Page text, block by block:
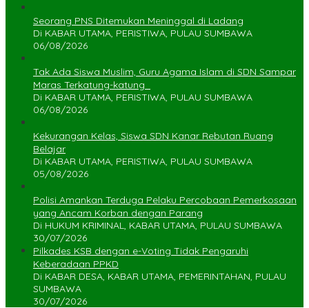
Seorang PNS Ditemukan Meninggal di Ladang
Di KABAR UTAMA, PERISTIWA, PULAU SUMBAWA
06/08/2026
Tak Ada Siswa Muslim, Guru Agama Islam di SDN Sampar
Maras Terkatung-katung ‎
Di KABAR UTAMA, PERISTIWA, PULAU SUMBAWA
06/08/2026
Kekurangan Kelas, Siswa SDN Kanar Rebutan Ruang
Belajar
Di KABAR UTAMA, PERISTIWA, PULAU SUMBAWA
05/08/2026
Polisi Amankan Terduga Pelaku Percobaan Pemerkosaan
yang Ancam Korban dengan Parang
Di HUKUM KRIMINAL, KABAR UTAMA, PULAU SUMBAWA
30/07/2026
Pilkades KSB dengan e-Voting Tidak Pengaruhi
Keberadaan PPKD
Di KABAR DESA, KABAR UTAMA, PEMERINTAHAN, PULAU
SUMBAWA
30/07/2026